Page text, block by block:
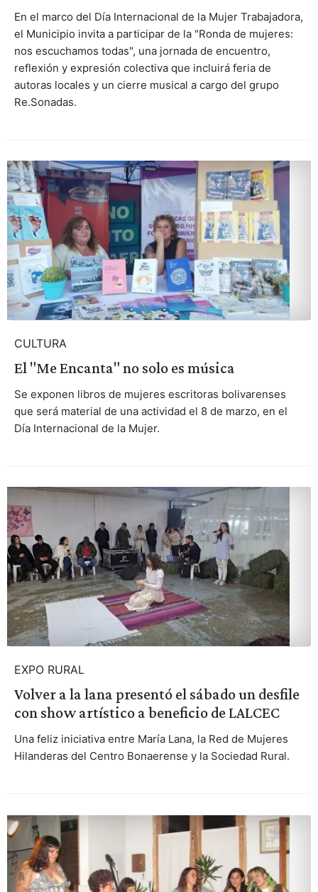
En el marco del Día Internacional de la Mujer Trabajadora,
el Municipio invita a participar de la "Ronda de mujeres:
nos escuchamos todas", una jornada de encuentro,
reflexión y expresión colectiva que incluirá feria de
autoras locales y un cierre musical a cargo del grupo
Re.Sonadas.
CULTURA
El "Me Encanta" no solo es música
Se exponen libros de mujeres escritoras bolivarenses
que será material de una actividad el 8 de marzo, en el
Día Internacional de la Mujer.
EXPO RURAL
Volver a la lana presentó el sábado un desfile
con show artístico a beneficio de LALCEC
Una feliz iniciativa entre María Lana, la Red de Mujeres
Hilanderas del Centro Bonaerense y la Sociedad Rural.